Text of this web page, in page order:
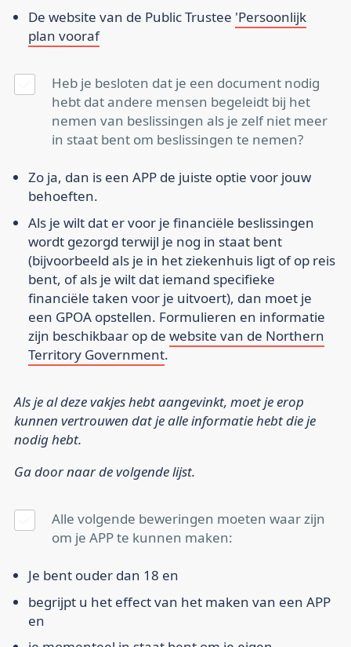
De website van de Public Trustee 'Persoonlijk
plan vooraf
Heb je besloten dat je een document nodig
hebt dat andere mensen begeleidt bij het
nemen van beslissingen als je zelf niet meer
in staat bent om beslissingen te nemen?
Zo ja, dan is een APP de juiste optie voor jouw
behoeften.
Als je wilt dat er voor je financiële beslissingen
wordt gezorgd terwijl je nog in staat bent
(bijvoorbeeld als je in het ziekenhuis ligt of op reis
bent, of als je wilt dat iemand specifieke
financiële taken voor je uitvoert), dan moet je
een GPOA opstellen. Formulieren en informatie
zijn beschikbaar op de website van de Northern
Territory Government.
Als je al deze vakjes hebt aangevinkt, moet je erop
kunnen vertrouwen dat je alle informatie hebt die je
nodig hebt.
Ga door naar de volgende lijst.
Alle volgende beweringen moeten waar zijn
om je APP te kunnen maken:
Je bent ouder dan 18 en
begrijpt u het effect van het maken van een APP
en